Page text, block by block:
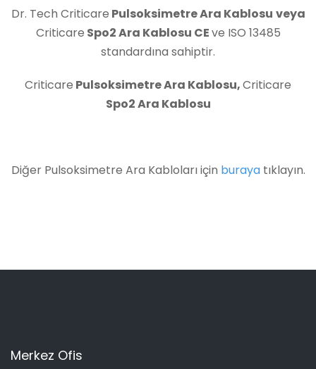
Dr. Tech Criticare Pulsoksimetre Ara Kablosu veya
Criticare Spo2 Ara Kablosu CEve ISO 13485
standardına sahiptir.
Criticare Pulsoksimetre Ara Kablosu,Criticare
Spo2 Ara Kablosu
Diğer Pulsoksimetre Ara Kabloları için buraya tıklayın.
Merkez Ofis